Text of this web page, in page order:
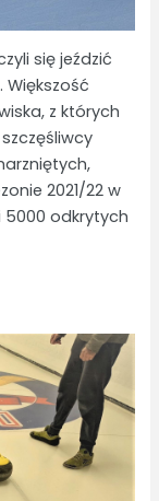
się jeździć
Większość
z których
2021/22 w
5000 odkrytych